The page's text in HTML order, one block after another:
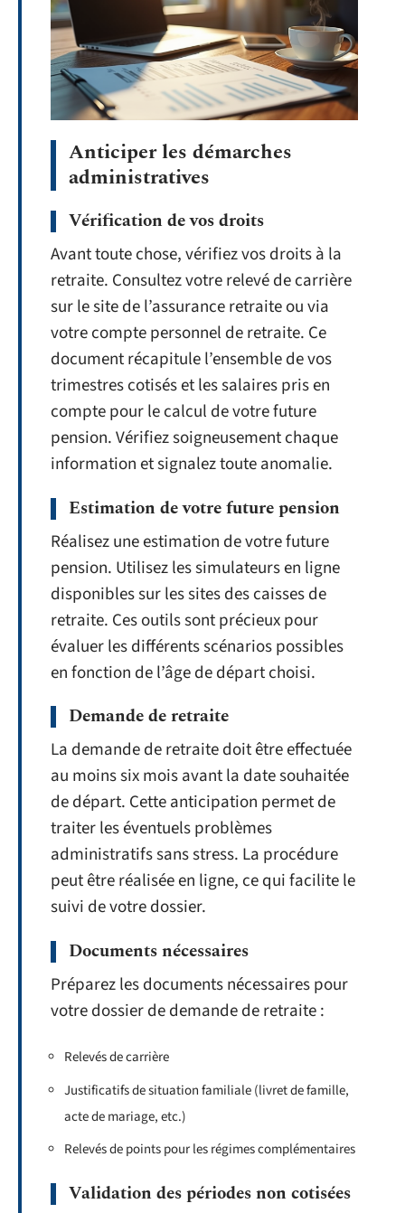
Anticiper les démarches
administratives
Vérification de vos droits
Avant toute chose, vérifiez vos droits à la
retraite. Consultez votre relevé de carrière
sur le site de l’assurance retraite ou via
votre compte personnel de retraite. Ce
document récapitule l’ensemble de vos
trimestres cotisés et les salaires pris en
compte pour le calcul de votre future
pension. Vérifiez soigneusement chaque
information et signalez toute anomalie.
Estimation de votre future pension
Réalisez une estimation de votre future
pension. Utilisez les simulateurs en ligne
disponibles sur les sites des caisses de
retraite. Ces outils sont précieux pour
évaluer les différents scénarios possibles
en fonction de l’âge de départ choisi.
Demande de retraite
La demande de retraite doit être effectuée
au moins six mois avant la date souhaitée
de départ. Cette anticipation permet de
traiter les éventuels problèmes
administratifs sans stress. La procédure
peut être réalisée en ligne, ce qui facilite le
suivi de votre dossier.
Documents nécessaires
Préparez les documents nécessaires pour
votre dossier de demande de retraite :
Relevés de carrière
Justificatifs de situation familiale (livret de famille,
acte de mariage, etc.)
Relevés de points pour les régimes complémentaires
Validation des périodes non cotisées